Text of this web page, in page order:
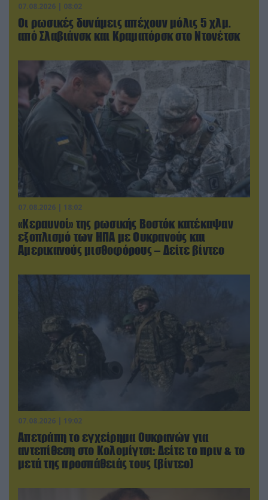
07.08.2026 | 08:02
Οι ρωσικές δυνάμεις απέχουν μόλις 5 χλμ.
από Σλαβιάνσκ και Κραματόρσκ στο Ντονέτσκ
07.08.2026 | 18:02
«Κεραυνοί» της ρωσικής Βοστόκ κατέκαψαν
εξοπλισμό των ΗΠΑ με Ουκρανούς και
Αμερικανούς μισθοφόρους – Δείτε βίντεο
07.08.2026 | 19:02
Απετράπη το εγχείρημα Ουκρανών για
αντεπίθεση στο Κολομίγτσι: Δείτε το πριν & το
μετά της προσπάθειάς τους (βίντεο)